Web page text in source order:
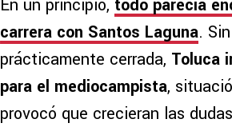
En un principio, todo parecía
carrera con Santos Laguna.
prácticamente cerrada, Toluca
para el mediocampista,
provocó que crecieran las